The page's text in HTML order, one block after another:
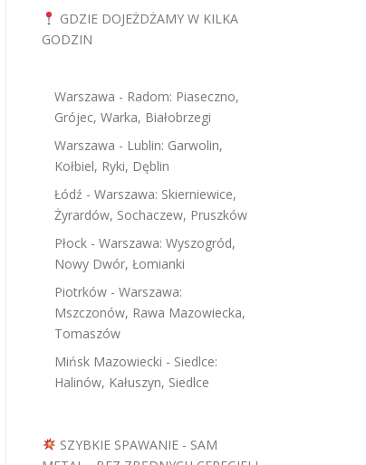
GDZIE DOJEŻDŻAMY W KILKA
GODZIN
Warszawa - Radom: Piaseczno,
Grójec, Warka, Białobrzegi
Warszawa - Lublin: Garwolin,
Kołbiel, Ryki, Dęblin
Łódź - Warszawa: Skierniewice,
Żyrardów, Sochaczew, Pruszków
Płock - Warszawa: Wyszogród,
Nowy Dwór, Łomianki
Piotrków - Warszawa:
Mszczonów, Rawa Mazowiecka,
Tomaszów
Mińsk Mazowiecki - Siedlce:
Halinów, Kałuszyn, Siedlce
SZYBKIE SPAWANIE - SAM